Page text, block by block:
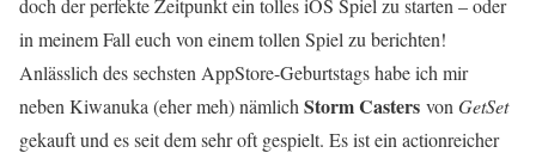
doch der perfekte Zeitpunkt ein tolles iOS Spiel zu starten – oder
in meinem Fall euch von einem tollen Spiel zu berichten!
Anlässlich des sechsten AppStore-Geburtstags habe ich mir
neben Kiwanuka (eher meh) nämlich Storm Casters von GetSet
gekauft und es seit dem sehr oft gespielt. Es ist ein actionreicher